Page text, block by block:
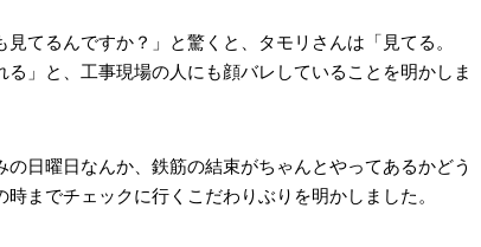
てるんですか？」と驚くと、タモリさんは「見てる。
る」と、工事現場の人にも顔バレしていることを明かしま
の日曜日なんか、鉄筋の結束がちゃんとやってあるかどう
までチェックに行くこだわりぶりを明かしました。